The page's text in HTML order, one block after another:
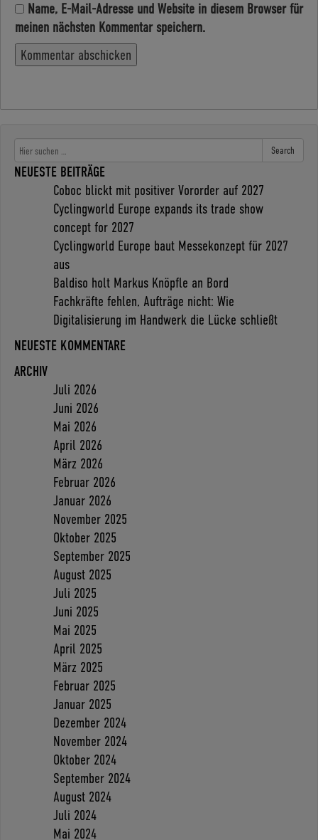
Name, E-Mail-Adresse und Website in diesem Browser für
meinen nächsten Kommentar speichern.
Search
NEUESTE BEITRÄGE
Coboc blickt mit positiver Vororder auf 2027
Cyclingworld Europe expands its trade show
concept for 2027
Cyclingworld Europe baut Messekonzept für 2027
aus
Baldiso holt Markus Knöpfle an Bord
Fachkräfte fehlen, Aufträge nicht: Wie
Digitalisierung im Handwerk die Lücke schließt
NEUESTE KOMMENTARE
ARCHIV
Juli 2026
Juni 2026
Mai 2026
April 2026
März 2026
Februar 2026
Januar 2026
November 2025
Oktober 2025
September 2025
August 2025
Juli 2025
Juni 2025
Mai 2025
April 2025
März 2025
Februar 2025
Januar 2025
Dezember 2024
November 2024
Oktober 2024
September 2024
August 2024
Juli 2024
Mai 2024